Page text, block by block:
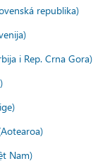
republika)
i Rep. Crna Gora)
Nam)